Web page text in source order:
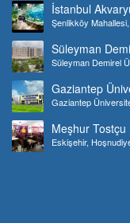
İstanbul
Şenlikköy
Süleyman
Süleyman Demirel
Gaziantep
Gaziantep
Meşhur Tostçu
Eskişehir,